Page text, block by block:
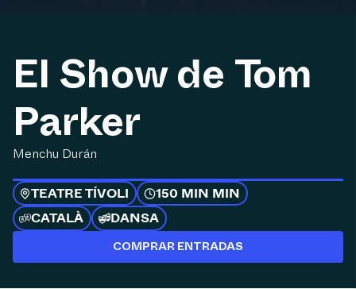
El Show de Tom
Parker
Menchu Durán
TEATRE TÍVOLI
150 MIN MIN
CATALÀ
DANSA
COMPRAR ENTRADAS